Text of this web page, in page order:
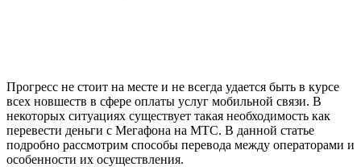
Прогресс не стоит на месте и не всегда удается быть в курсе
всех новшеств в сфере оплаты услуг мобильной связи. В
некоторых ситуациях существует такая необходимость как
перевести деньги с Мегафона на МТС. В данной статье
подробно рассмотрим способы перевода между операторами и
особенности их осуществления.